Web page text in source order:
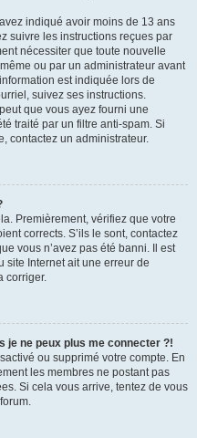
indiqué avoir moins de 13 ans
suivre les instructions reçues par
nécessiter que toute nouvelle
ou par un administrateur avant
est indiquée lors de
suivez ses instructions.
que vous ayez fourni une
traité par un filtre anti-spam. Si
contactez un administrateur.
Premièrement, vérifiez que votre
corrects. S’ils le sont, contactez
vous n’avez pas été banni. Il est
site Internet ait une erreur de
corriger.
je ne peux plus me connecter ?!
ou supprimé votre compte. En
les membres ne postant pas
Si cela vous arrive, tentez de vous